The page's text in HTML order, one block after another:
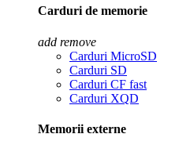
Carduri de memorie
add remove
Carduri MicroSD
Carduri SD
Carduri CF fast
Carduri XQD
Memorii externe